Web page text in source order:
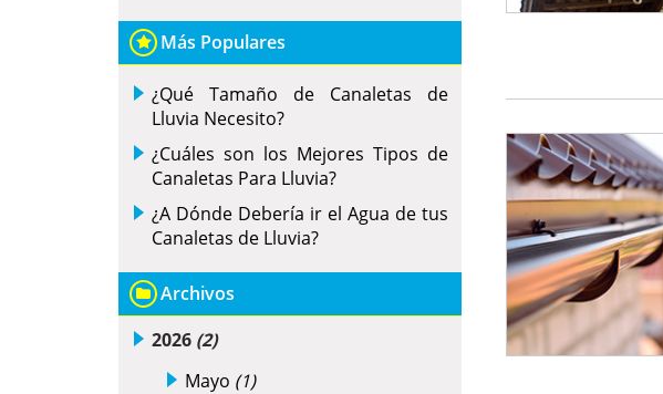
Más Populares
¿Qué Tamaño de Canaletas de
Lluvia Necesito?
¿Cuáles son los Mejores Tipos de
Canaletas Para Lluvia?
¿A Dónde Debería ir el Agua de tus
Canaletas de Lluvia?
Archivos
2026 (2)
Mayo (1)